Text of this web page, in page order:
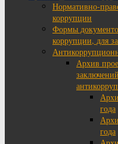
Нормативно-
коррупции
Формы
коррупции, для
Архив
года
года